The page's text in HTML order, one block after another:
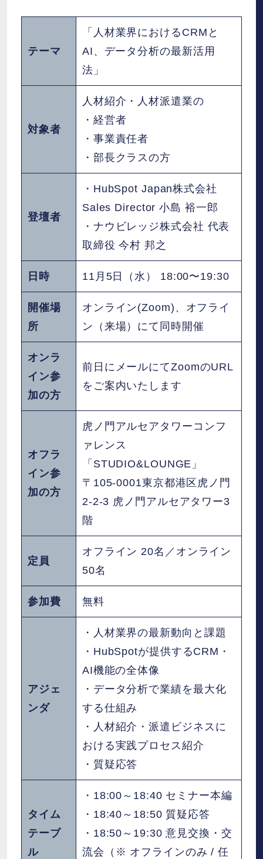
テーマ
「人材業界におけるCRMと
AI、データ分析の最新活用
法」
対象者
人材紹介・人材派遣業の
・経営者
・事業責任者
・部長クラスの方
登壇者
・HubSpot Japan株式会社
Sales Director 小島 裕一郎
・ナウビレッジ株式会社 代表
取締役 今村 邦之
日時 11月5日（水） 18:00〜19:30
開催場
所
オンライン(Zoom)、オフライ
ン（来場）にて同時開催
オンラ
イン参
加の方
前日にメールにてZoomのURL
をご案内いたします
オフラ
イン参
加の方
虎ノ門アルセアタワーコンフ
ァレンス
「STUDIO&LOUNGE」
〒105-0001東京都港区虎ノ門
2-2-3 虎ノ門アルセアタワー3
階
定員
オフライン 20名／オンライン
50名
参加費 無料
アジェ
ンダ
・人材業界の最新動向と課題
・HubSpotが提供するCRM・
AI機能の全体像
・データ分析で業績を最大化
する仕組み
・人材紹介・派遣ビジネスに
おける実践プロセス紹介
・質疑応答
タイム
テーブ
ル
・18:00～18:40 セミナー本編
・18:40～18:50 質疑応答
・18:50～19:30 意見交換・交
流会（※ オフラインのみ / 任